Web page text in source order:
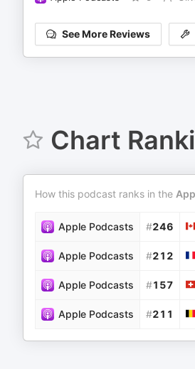
See More Reviews
Chart
How this podcast ranks in the
Apple Podcasts #246
Apple Podcasts #212
Apple Podcasts #157
Apple Podcasts #211